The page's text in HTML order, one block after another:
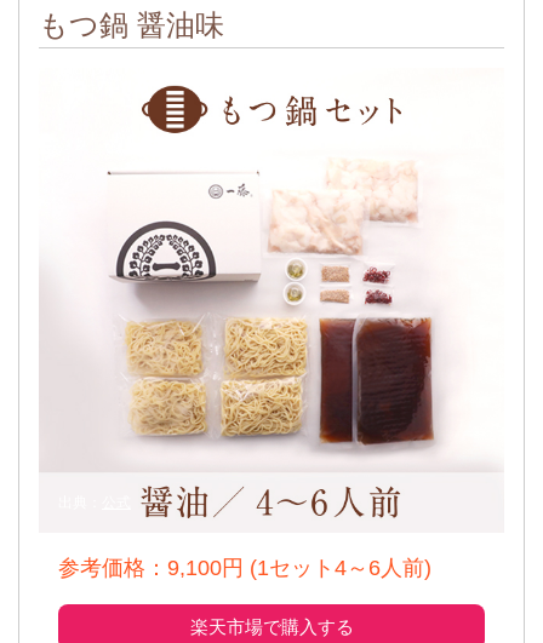
もつ鍋 醤油味
参考価格：9,100円 (1セット4～6人前)
楽天市場で購入する